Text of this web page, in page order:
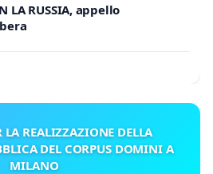
LA RUSSIA, appello
LA REALIZZAZIONE DELLA
DEL CORPUS DOMINI A
MILANO